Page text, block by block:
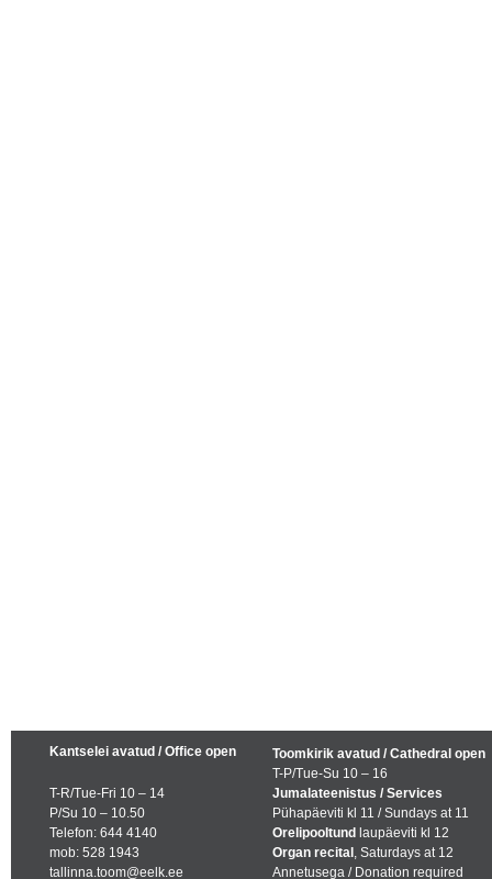
Kantselei avatud / Office open
T-R/Tue-Fri 10 – 14
P/Su 10 – 10.50
Telefon: 644 4140
mob: 528 1943
tallinna.toom@eelk.ee
Toomkirik avatud / Cathedral open
T-P/Tue-Su 10 – 16
Jumalateenistus / Services
Pühapäeviti kl 11 / Sundays at 11
Orelipooltund laupäeviti kl 12
Organ recital , Saturdays at 12
Annetusega / Donation required